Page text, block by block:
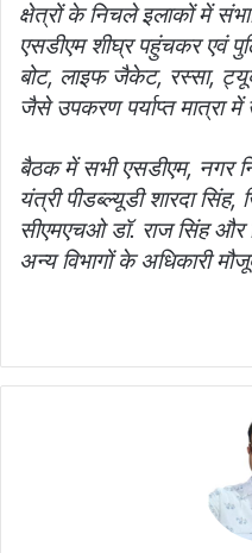
क्षेत्रों के निचले इलाकों में
एसडीएम शीघ्र पहुंचकर एवं
बोट, लाइफ जैकेट, रस्सा,
जैसे उपकरण पर्याप्‍त मात्रा
बैठक में सभी एसडीएम, नगर
यंत्री पीडब्‍ल्यूडी शारदा सिंह,
सीएमएचओ डॉ. राज सिंह और
अन्‍य विभागों के अधिकारी